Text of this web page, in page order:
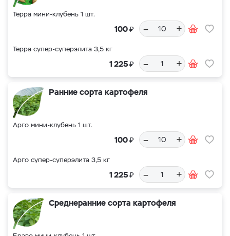
Терра мини-клубень 1 шт.
100₽ – +
Терра супер-суперэлита 3,5 кг
1 225₽ – +
Ранние сорта картофеля
Арго мини-клубень 1 шт.
100₽ – +
Арго супер-суперэлита 3,5 кг
1 225₽ – +
Среднеранние сорта картофеля